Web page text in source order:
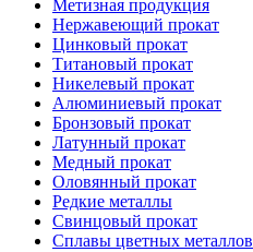
Метизная продукция
Нержавеющий прокат
Цинковый прокат
Титановый прокат
Никелевый прокат
Алюминиевый прокат
Бронзовый прокат
Латунный прокат
Медный прокат
Оловянный прокат
Редкие металлы
Свинцовый прокат
Сплавы цветных металлов